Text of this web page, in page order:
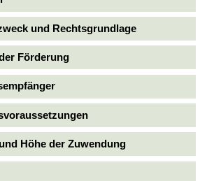
und Rechtsgrundlage
Förderung
Höhe der Zuwendung